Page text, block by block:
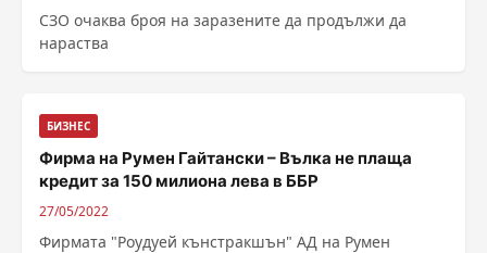
СЗО очаква броя на заразените да продължи да
нараства
БИЗНЕС
Фирма на Румен Гайтански – Вълка не плаща
кредит за 150 милиона лева в ББР
27/05/2022
Фирмата "Роудуей кънстракшън" АД на Румен